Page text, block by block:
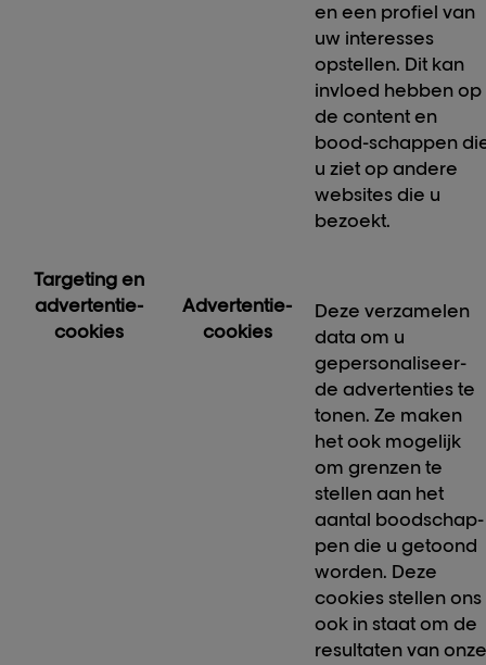
en een profiel van
uw interesses
opstellen. Dit kan
invloed hebben op
de content en
bood-schappen
u ziet op andere
websites die u
bezoekt.
Targeting en
advertentie-
cookies
Advertentie-
cookies
Deze verzamelen
data om u
gepersonaliseer-
de advertenties te
tonen. Ze maken
het ook mogelijk
om grenzen te
stellen aan het
aantal boodschap-
pen die u getoond
worden. Deze
cookies stellen ons
ook in staat om de
resultaten van